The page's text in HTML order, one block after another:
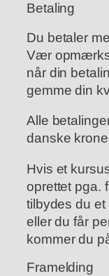
Betaling
Du betaler
Vær
når din
gemme din
Alle
danske
Hvis et
oprettet pga.
tilbydes du et
eller du får
kommer du
Framelding